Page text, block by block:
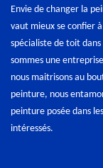
Envie de changer la
vaut mieux se confier
spécialiste de toit
sommes une
nous maitrisons au
peinture, nous
peinture posée dans
intéressés.